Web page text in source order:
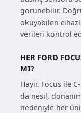
görünebilir.
okuyabilen
verileri kontrol
HER FORD
MI?
Hayır. Focus ile
da nesil,
nedeniyle her